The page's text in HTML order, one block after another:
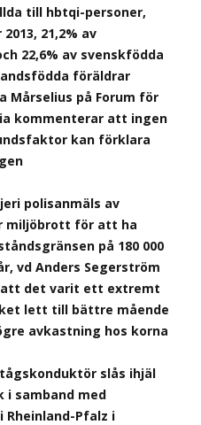
till hbtqi-personer,
21,2% av
22,6% av svenskfödda
föräldrar
Mårselius på Forum för
kommenterar att ingen
kan förklara
polisanmäls av
miljöbrott för att ha
på 180 000
vd Anders Segerström
det varit ett extremt
lett till bättre mående
avkastning hos korna
slås ihjäl
i samband med
Pfalz i